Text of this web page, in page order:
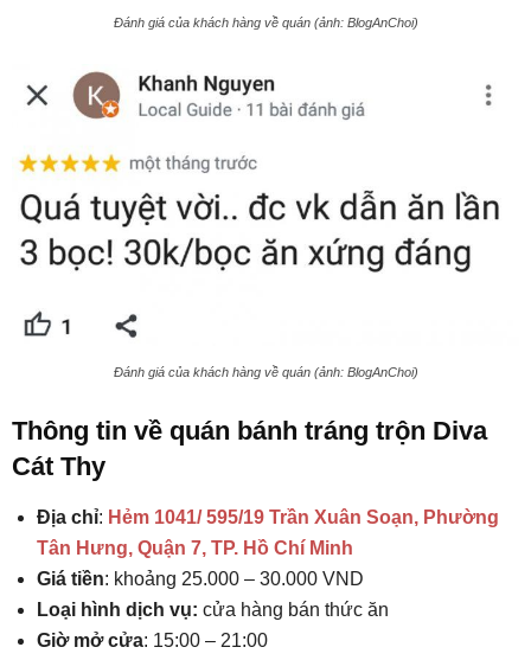
Đánh giá của khách hàng về quán (ảnh: BlogAnChoi)
Đánh giá của khách hàng về quán (ảnh: BlogAnChoi)
Thông tin về quán bánh tráng trộn Diva
Cát Thy
Địa chỉ: Hẻm 1041/ 595/19 Trần Xuân Soạn, Phường
Tân Hưng, Quận 7, TP. Hồ Chí Minh
Giá tiền: khoảng 25.000 – 30.000 VND
Loại hình dịch vụ: cửa hàng bán thức ăn
Giờ mở cửa: 15:00 – 21:00